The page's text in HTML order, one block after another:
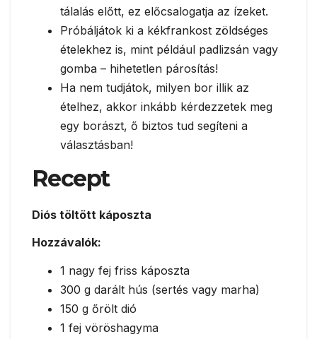
tálalás előtt, ez előcsalogatja az ízeket.
Próbáljátok ki a kékfrankost zöldséges
ételekhez is, mint például padlizsán vagy
gomba – hihetetlen párosítás!
Ha nem tudjátok, milyen bor illik az
ételhez, akkor inkább kérdezzetek meg
egy borászt, ő biztos tud segíteni a
választásban!
Recept
Diós töltött káposzta
Hozzávalók:
1 nagy fej friss káposzta
300 g darált hús (sertés vagy marha)
150 g őrölt dió
1 fej vöröshagyma